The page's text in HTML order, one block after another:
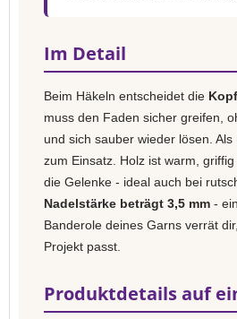
Im Detail
Beim Häkeln entscheidet die
muss den Faden sicher greifen,
und sich sauber wieder lösen.
zum Einsatz. Holz ist warm,
die Gelenke - ideal auch bei
Nadelstärke beträgt 3,5 mm -
Banderole deines Garns verrät
Projekt passt.
Produktdetails auf